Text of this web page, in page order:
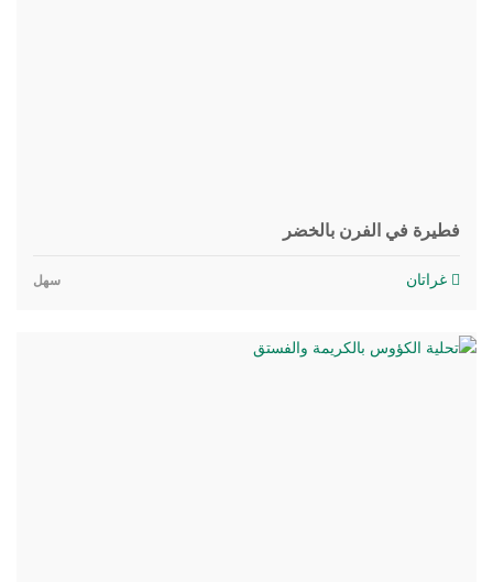
فطيرة في الفرن بالخضر
غراتان سهل